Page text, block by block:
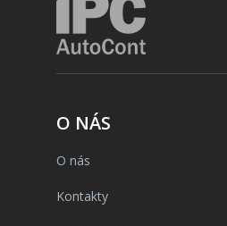
O NÁS
O nás
Kontakty